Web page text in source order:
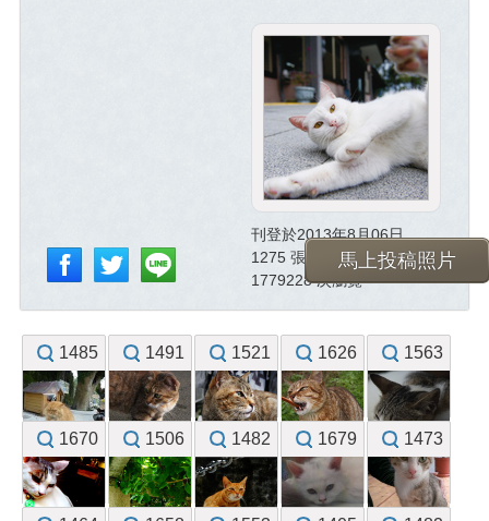
馬上投稿照片
刊登於2013年8月06日
1275 張已投稿照片
1779228 次瀏覽
1485 1491 1521 1626 1563
1670 1506 1482 1679 1473